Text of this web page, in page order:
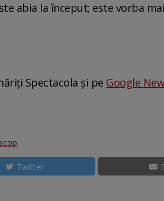
abia la început; este vorba
Spectacola și pe Google
Twitter